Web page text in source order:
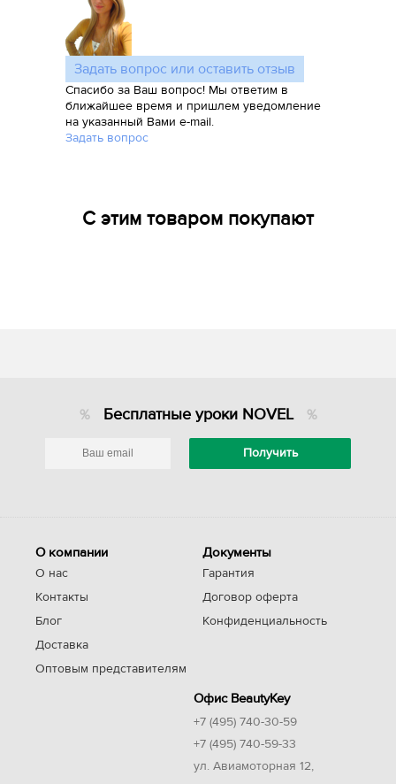
Задать вопрос или оставить отзыв
Спасибо за Ваш вопрос! Мы ответим в
ближайшее время и пришлем уведомление
на указанный Вами e-mail.
Задать вопрос
С этим товаром покупают
Бесплатные уроки NOVEL
О компании
О нас
Контакты
Блог
Доставка
Оптовым представителям
Документы
Гарантия
Договор оферта
Конфиденциальность
Офис BeautyKey
+7 (495) 740-30-59
+7 (495) 740-59-33
ул. Авиамоторная 12,